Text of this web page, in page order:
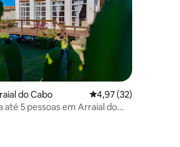
média de 5, 9 avaliações
do Cabo 4,97 de uma
4,97 (32)
até 5 pessoas em Arraial do